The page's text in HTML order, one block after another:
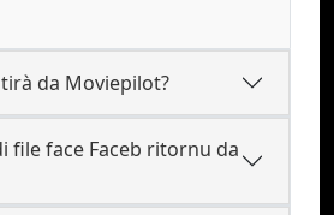
da Moviepilot?
file face Faceb ritornu da